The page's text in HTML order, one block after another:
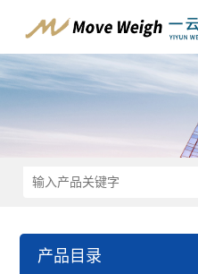
产品目录